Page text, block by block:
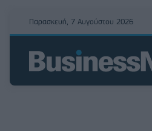
Παρασκευή, 7 Αυγούστου 2026